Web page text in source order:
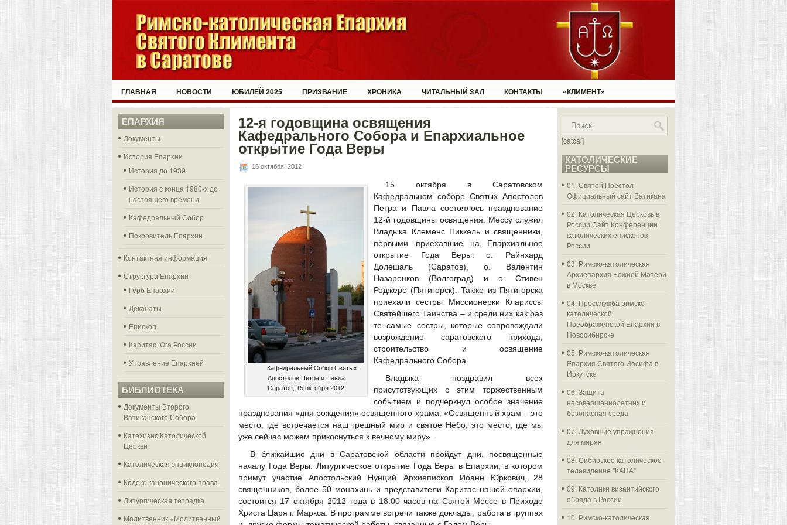
ГЛАВНАЯ НОВОСТИ ЮБИЛЕЙ 2025 ПРИЗВАНИЕ ХРОНИКА ЧИТАЛЬНЫЙ ЗАЛ КОНТАКТЫ «КЛИМЕНТ»
ЕПАРХИЯ
Документы
История Епархии
История до 1939
История с конца 1980-х до
настоящего времени
Кафедральный Собор
Покровитель Епархии
Контактная информация
Структура Епархии
Герб Епархии
Деканаты
Епископ
Каритас Юга России
Управление Епархией
БИБЛИОТЕКА
Документы Второго
Ватиканского Собора
Катехизис Католической
Церкви
Католическая энциклопедия
Кодекс канонического права
Литургическая тетрадка
Молитвенник «Молитвенный
12-я годовщина освящения
Кафедрального Собора и Епархиальное
открытие Года Веры
16 октября, 2012
Кафедральный Собор Святых
Апостолов Петра и Павла
Саратов, 15 октября 2012
15 октября в Саратовском
Кафедральном соборе Святых Апостолов
Петра и Павла состоялось празднование
12-й годовщины освящения. Мессу служил
Владыка Клеменс Пиккель и священники,
первыми приехавшие на Епархиальное
открытие Года Веры: о. Райнхард
Долешаль (Саратов), о. Валентин
Назаренков (Волгоград) и о. Стивен
Роджерс (Пятигорск). Также из Пятигорска
приехали сестры Миссионерки Клариссы
Святейшего Таинства – и среди них как раз
те самые сестры, которые сопровождали
возрождение саратовского прихода,
строительство и освящение
Кафедрального Собора.
Владыка поздравил всех
присутствующих с этим торжественным
событием и подчеркнул особое значение
празднования «дня рождения» освященного храма: «Освященный храм – это
место, где встречается наш грешный мир и святое Небо, это место, где мы
уже сейчас можем прикоснуться к вечному миру».
В ближайшие дни в Саратовской области пройдут дни, посвященные
началу Года Веры. Литургическое открытие Года Веры в Епархии, в котором
примут участие Апостольский Нунций Архиепископ Иоанн Юркович, 28
священников, более 50 монахинь и представители Каритас нашей епархии,
состоится 17 октября 2012 года в 18.00 часов на Святой Мессе в Приходе
Христа Царя г. Маркса. В программе встречи также доклады, работа в группах
[catcal]
КАТОЛИЧЕСКИЕ
РЕСУРСЫ
01. Святой Престол
Официальный сайт Ватикана
02. Католическая Церковь в
России Сайт Конференции
католических епископов
России
03. Римско-католическая
Архиепархия Божией Матери
в Москве
04. Пресслужба римско-
католической
Преображенской Епархии в
Новосибирске
05. Римско-католическая
Епархия Святого Иосифа в
Иркутске
06. Защита
несовершеннолетних и
безопасная среда
07. Духовные упражнения
для мирян
08. Сибирское католическое
телевидение "КАНА"
09. Католики византийского
обряда в России
10. Римско-католическая